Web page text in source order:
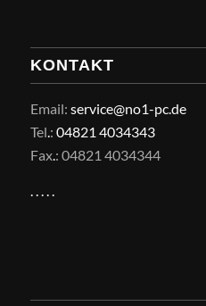
KONTAKT
Email: service@no1-pc.de
Tel.: 04821 4034343
Fax.: 04821 4034344
.....